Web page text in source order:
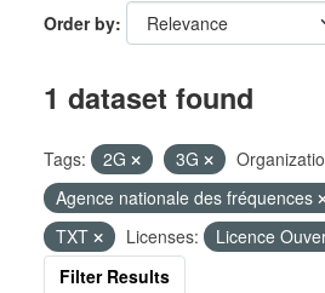
Order by
1 dataset found
Tags: 2G 3G
Agence nationale des fréquences
TXT
Licenses:
Licence
Filter Results